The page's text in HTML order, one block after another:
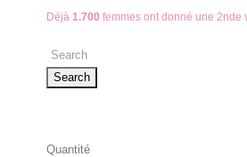
Déjà 1.700 femmes ont donné une 2nde
Search
Quantité